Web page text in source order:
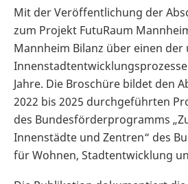
Mit der Veröffentlichung der
zum Projekt FutuRaum
Mannheim Bilanz über einen
Jahre. Die Broschüre bildet den
2022 bis 2025 durchgeführten
des Bundesförderprogramms
Innenstädte und Zentren“ des
für Wohnen, Stadtentwicklung